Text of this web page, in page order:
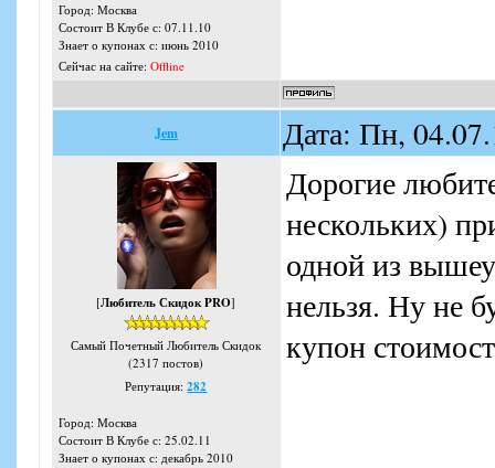
Город: Москва
Состоит В Клубе с: 07.11.10
Знает о купонах с: июнь 2010
Сейчас на сайте: Offline
Jem Дата: Пн,
[Любитель Скидок PRO]
Самый Почетный Любитель Скидок
(2317 постов)
Репутация:282
Город: Москва
Состоит В Клубе с: 25.02.11
Знает о купонах с: декабрь 2010
Дорогие
нескольких)
одной из
нельзя. Ну не
купон